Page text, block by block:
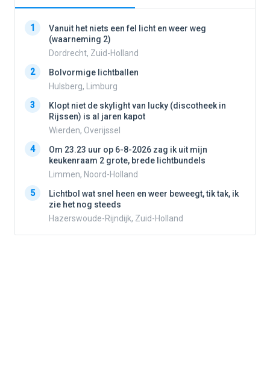
1
Vanuit het niets een fel licht en weer weg
(waarneming 2)
Dordrecht, Zuid-Holland
2
Bolvormige lichtballen
Hulsberg, Limburg
3
Klopt niet de skylight van lucky (discotheek in
Rijssen) is al jaren kapot
Wierden, Overijssel
4
Om 23.23 uur op 6-8-2026 zag ik uit mijn
keukenraam 2 grote, brede lichtbundels
Limmen, Noord-Holland
5
Lichtbol wat snel heen en weer beweegt, tik tak, ik
zie het nog steeds
Hazerswoude-Rijndijk, Zuid-Holland